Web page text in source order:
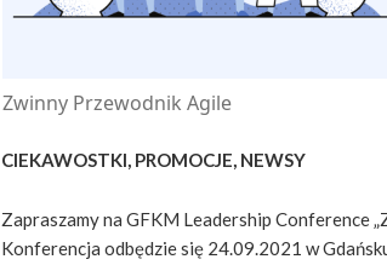
Zwinny Przewodnik Agile
CIEKAWOSTKI, PROMOCJE, NEWSY
Zapraszamy na GFKM Leadership Conference
Konferencja odbędzie się 24.09.2021 w